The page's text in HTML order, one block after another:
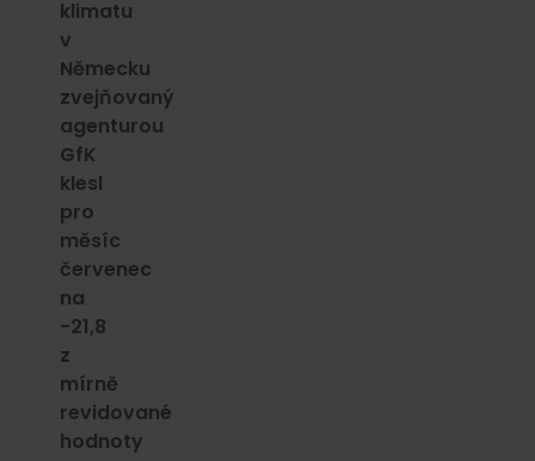
klimatu
v
Německu
zvejňovaný
agenturou
GfK
klesl
pro
měsíc
červenec
na
-21,8
z
mírně
revidované
hodnoty